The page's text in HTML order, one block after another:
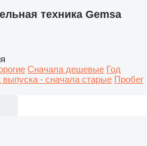
техника Gemsa
Сначала дешевые Год
выпуска - сначала старые Пробег